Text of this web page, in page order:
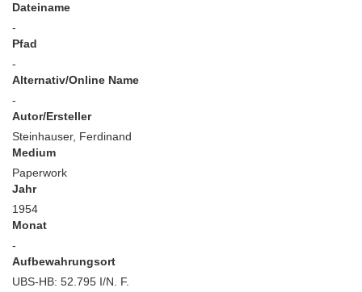
Dateiname
-
Pfad
-
Alternativ/Online Name
-
Autor/Ersteller
Steinhauser, Ferdinand
Medium
Paperwork
Jahr
1954
Monat
-
Aufbewahrungsort
UBS-HB: 52.795 I/N. F.